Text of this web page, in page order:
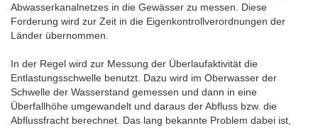
Abwasserkanalnetzes in die Gewässer zu messen. Diese
Forderung wird zur Zeit in die Eigenkontrollverordnungen der
Länder übernommen.
In der Regel wird zur Messung der Überlaufaktivität die
Entlastungsschwelle benutzt. Dazu wird im Oberwasser der
Schwelle der Wasserstand gemessen und dann in eine
Überfallhöhe umgewandelt und daraus der Abfluss bzw. die
Abflussfracht berechnet. Das lang bekannte Problem dabei ist,